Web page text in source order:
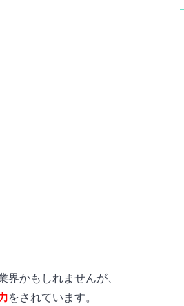
かもしれませんが、
をされています。